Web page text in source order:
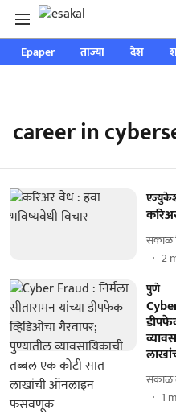
Epaper ताज्या देश
career in
सकाळ
2
पुणे
सकाळ
1